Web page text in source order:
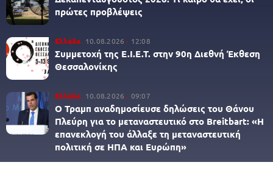
πρώτες προβλέψεις
Ελλάδα 10.08.2026 12:08
Συμμετοχή της Ε.Ι.Ε.Τ. στην 90η Διεθνή Έκθεση
Θεσσαλονίκης
Ελλάδα 10.08.2026 09:07
Ο Τραμπ αναδημοσίευσε δηλώσεις του Θάνου
Πλεύρη για το μεταναστευτικό στο Breitbart: «Η
επανεκλογή του άλλαξε τη μεταναστευτική
πολιτική σε ΗΠΑ και Ευρώπη»